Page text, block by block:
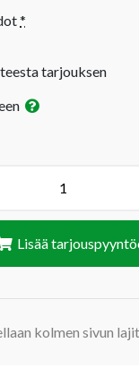
*
tarjouksen
Lisää
kolmen sivun